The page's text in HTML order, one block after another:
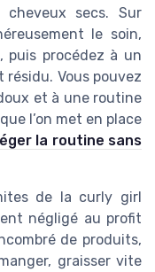
secs. Sur
le soin,
puis procédez à un
Vous pouvez
et à une routine
l’on met en place
la routine sans
de la curly girl
négligé au profit
de produits,
graisser vite